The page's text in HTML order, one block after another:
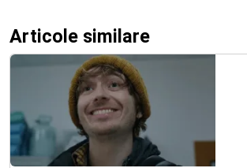
Articole similare